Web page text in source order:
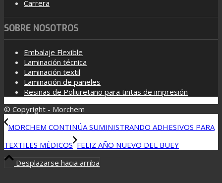
Carrera
SOBRE NOSOTROS
Embalaje Flexible
Laminación técnica
Laminación textil
Laminación de paneles
Resinas de Poliuretano para tintas de impresión
© Copyright - Morchem
MORCHEM CONTINÚA SUMINISTRANDO ADHESIVOS PARA
TEXTILES MÉDICOS FELIZ AÑO NUEVO DEL BUEY
Desplazarse hacia arriba